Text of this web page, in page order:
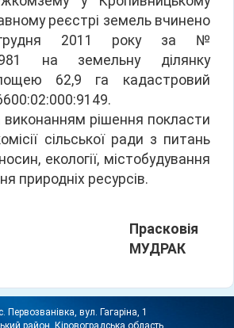
реєстрі земель вчинено
2011 року за №
на земельну ділянку
62,9 га кадастровий
виконанням рішення покласти
сільської ради з питань
екології, містобудування
природніх ресурсів.
Прасковія
МУДРАК
Первозванівка, вул. Гагаріна, 1
район, Кіровоградська область